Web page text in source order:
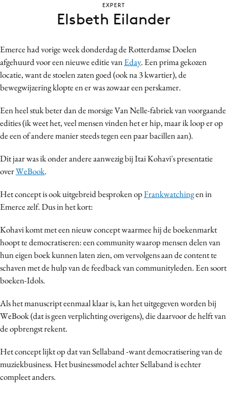
Contentmarketing
Craft
Customer Experience
Design
Digital transformation
Effectiviteit
Gedragsverandering
Influencer marketing
Interne communicatie
Media
Merkstrategie
PR
Programmatic
Purpose Marketing
Reputatie & crisis
Emerce had vorige week donderdag de Rotterdamse Doelen
afgehuurd voor een nieuwe editie vanEday. Een prima gekozen
locatie, want de stoelen zaten goed (ook na 3 kwartier), de
bewegwijzering klopte en er was zowaar een perskamer.
Een heel stuk beter dan de morsige Van Nelle-fabriek van voorgaande
edities (ik weet het, veel mensen vinden het er hip, maar ik loop er op
de een of andere manier steeds tegen een paar bacillen aan).
Dit jaar was ik onder andere aanwezig bij Itai Kohavi's presentatie
overWeBook.
Het concept is ook uitgebreid besproken opFrankwatchingen in
Emerce zelf. Dus in het kort:
Kohavi komt met een nieuw concept waarmee hij de boekenmarkt
hoopt te democratiseren: een community waarop mensen delen van
hun eigen boek kunnen laten zien, om vervolgens aan de content te
schaven met de hulp van de feedback van communityleden. Een soort
boeken-Idols.
Als het manuscript eenmaal klaar is, kan het uitgegeven worden bij
WeBook (dat is geen verplichting overigens), die daarvoor de helft van
de opbrengst rekent.
Het concept lijkt op dat van Sellaband -want democratisering van de
muziekbusiness. Het businessmodel achter Sellaband is echter
compleet anders.
EXPERT
Elsbeth Eilander